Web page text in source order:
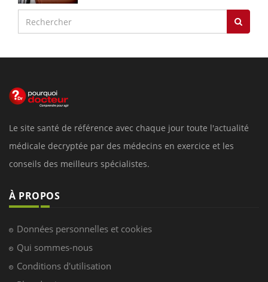
Le site santé de référence avec chaque jour toute l'actualité
médicale decryptée par des médecins en exercice et les
conseils des meilleurs spécialistes.
À PROPOS
Données personnelles et cookies
Qui sommes-nous
Conditions d'utilisation